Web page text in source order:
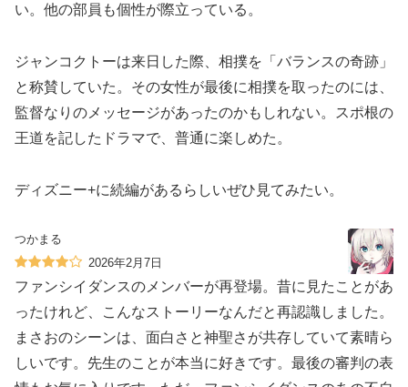
い。他の部員も個性が際立っている。
ジャンコクトーは来日した際、相撲を「バランスの奇跡」
と称賛していた。その女性が最後に相撲を取ったのには、
監督なりのメッセージがあったのかもしれない。スポ根の
王道を記したドラマで、普通に楽しめた。
ディズニー+に続編があるらしいぜひ見てみたい。
つかまる
2026年2月7日
ファンシイダンスのメンバーが再登場。昔に見たことがあ
ったけれど、こんなストーリーなんだと再認識しました。
まさおのシーンは、面白さと神聖さが共存していて素晴ら
しいです。先生のことが本当に好きです。最後の審判の表